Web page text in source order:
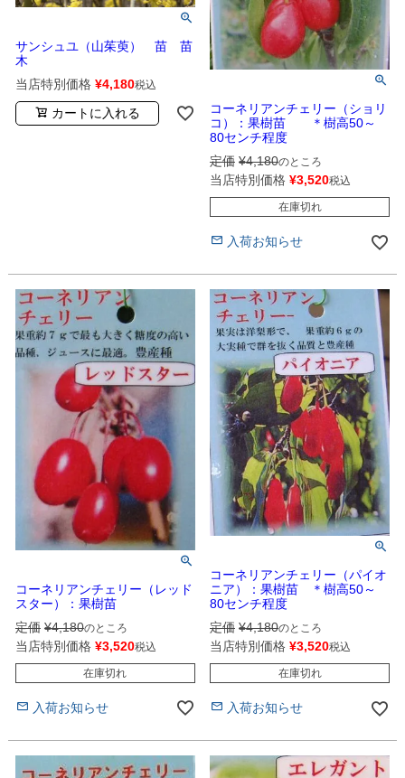
サンシュユ（山茱萸） 苗 苗
木
当店特別価格 ¥4,180税込
カートに入れる
コーネリアンチェリー（ショリ
コ）：果樹苗 ＊樹高50～
80センチ程度
定価 ¥4,180のところ
当店特別価格 ¥3,520税込
在庫切れ
入荷お知らせ
コーネリアンチェリー（レッド
スター）：果樹苗
定価 ¥4,180のところ
当店特別価格 ¥3,520税込
在庫切れ
入荷お知らせ
コーネリアンチェリー（パイオ
ニア）：果樹苗 ＊樹高50～
80センチ程度
定価 ¥4,180のところ
当店特別価格 ¥3,520税込
在庫切れ
入荷お知らせ